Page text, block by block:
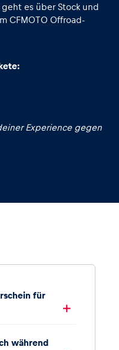
es über Stock und
CFMOTO Offroad-
Experience gegen
für
während